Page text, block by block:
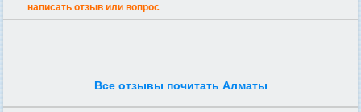
написать отзыв или вопрос
Все отзывы почитать Алматы